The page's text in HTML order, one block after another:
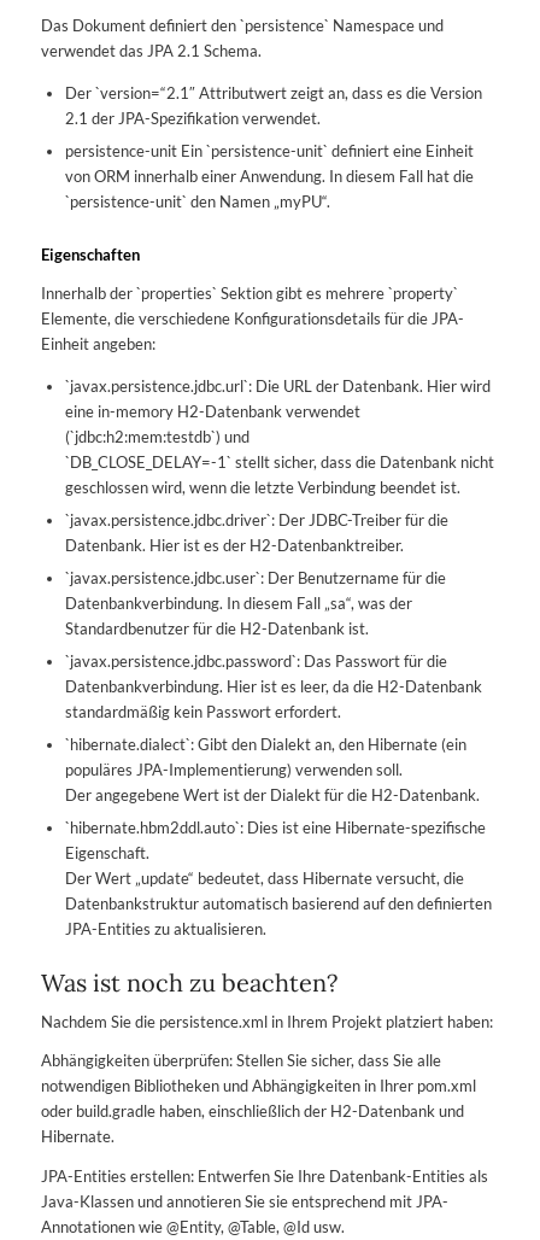
Das Dokument definiert den `persistence` Namespace und
verwendet das JPA 2.1 Schema.
Der `version=“2.1″ Attributwert zeigt an, dass es die Version
2.1 der JPA-Spezifikation verwendet.
persistence-unit Ein `persistence-unit` definiert eine Einheit
von ORM innerhalb einer Anwendung. In diesem Fall hat die
`persistence-unit` den Namen „myPU“.
Eigenschaften
Innerhalb der `properties` Sektion gibt es mehrere `property`
Elemente, die verschiedene Konfigurationsdetails für die JPA-
Einheit angeben:
`javax.persistence.jdbc.url`: Die URL der Datenbank. Hier wird
eine in-memory H2-Datenbank verwendet
(`jdbc:h2:mem:testdb`) und
`DB_CLOSE_DELAY=-1` stellt sicher, dass die Datenbank nicht
geschlossen wird, wenn die letzte Verbindung beendet ist.
`javax.persistence.jdbc.driver`: Der JDBC-Treiber für die
Datenbank. Hier ist es der H2-Datenbanktreiber.
`javax.persistence.jdbc.user`: Der Benutzername für die
Datenbankverbindung. In diesem Fall „sa“, was der
Standardbenutzer für die H2-Datenbank ist.
`javax.persistence.jdbc.password`: Das Passwort für die
Datenbankverbindung. Hier ist es leer, da die H2-Datenbank
standardmäßig kein Passwort erfordert.
`hibernate.dialect`: Gibt den Dialekt an, den Hibernate (ein
populäres JPA-Implementierung) verwenden soll.
Der angegebene Wert ist der Dialekt für die H2-Datenbank.
`hibernate.hbm2ddl.auto`: Dies ist eine Hibernate-spezifische
Eigenschaft.
Der Wert „update“ bedeutet, dass Hibernate versucht, die
Datenbankstruktur automatisch basierend auf den definierten
JPA-Entities zu aktualisieren.
Was ist noch zu beachten?
Nachdem Sie die persistence.xml in Ihrem Projekt platziert haben:
Abhängigkeiten überprüfen: Stellen Sie sicher, dass Sie alle
notwendigen Bibliotheken und Abhängigkeiten in Ihrer pom.xml
oder build.gradle haben, einschließlich der H2-Datenbank und
Hibernate.
JPA-Entities erstellen: Entwerfen Sie Ihre Datenbank-Entities als
Java-Klassen und annotieren Sie sie entsprechend mit JPA-
Annotationen wie @Entity, @Table, @Id usw.